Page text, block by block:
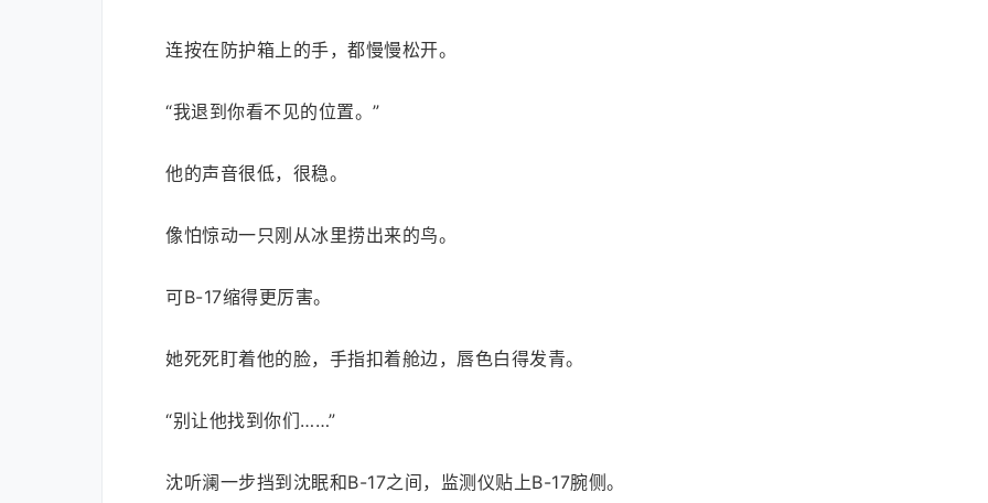
连按在防护箱上的手，都慢慢松开。
“我退到你看不见的位置。”
他的声音很低，很稳。
像怕惊动一只刚从冰里捞出来的鸟。
可B-17缩得更厉害。
她死死盯着他的脸，手指扣着舱边，唇色白得发青。
“别让他找到你们……”
沈听澜一步挡到沈眠和B-17之间，监测仪贴上B-17腕侧。